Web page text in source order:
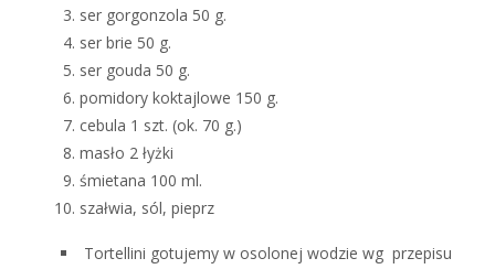
ser gorgonzola 50 g.
ser brie 50 g.
ser gouda 50 g.
pomidory koktajlowe 150 g.
cebula 1 szt. (ok. 70 g.)
masło 2 łyżki
śmietana 100 ml.
szałwia, sól, pieprz
Tortellini gotujemy w osolonej wodzie wg przepisu